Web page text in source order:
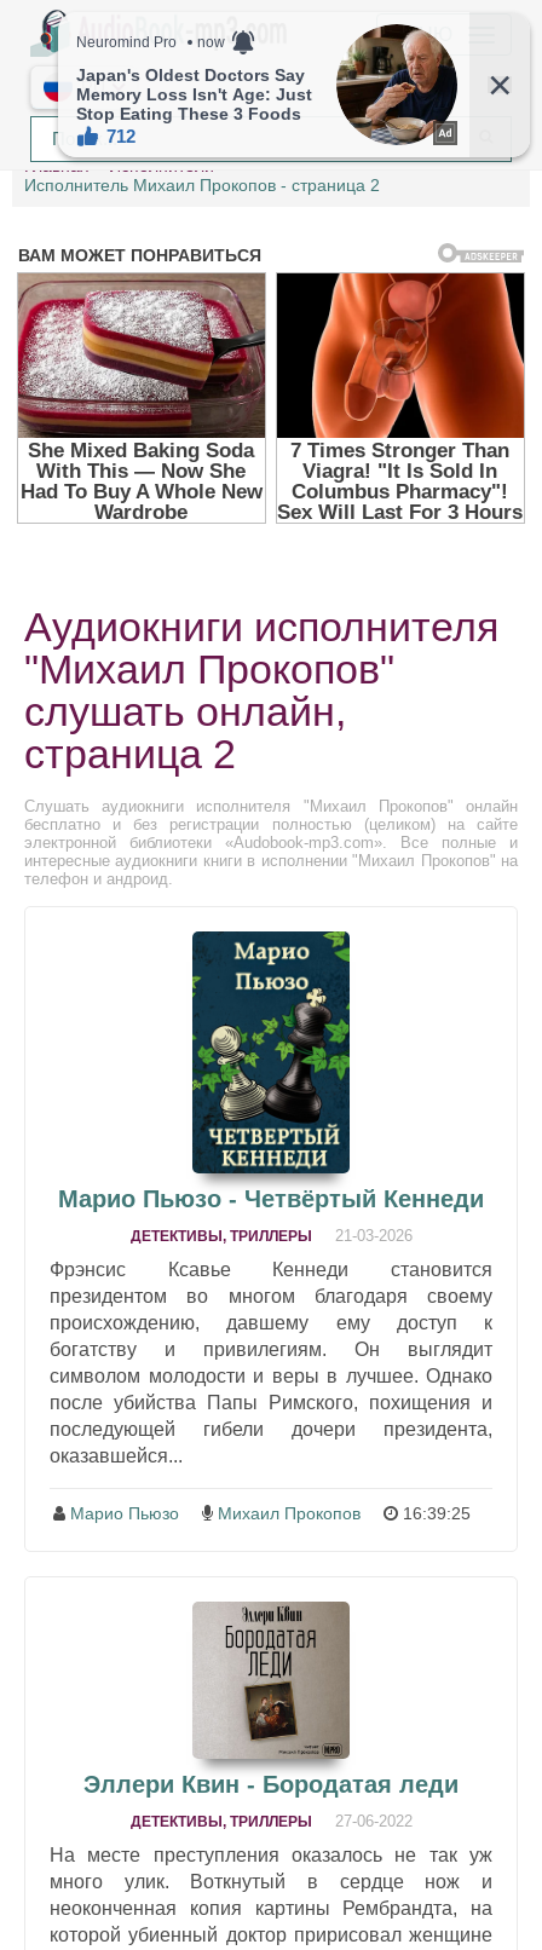
МЕНЮ
RU
Главная
Исполнители
Исполнитель Михаил Прокопов - страница 2
Аудиокниги исполнителя
"Михаил Прокопов"
слушать онлайн,
страница 2
Слушать аудиокниги исполнителя "Михаил Прокопов" онлайн
бесплатно и без регистрации полностью (целиком) на сайте
электронной библиотеки «Audobook-mp3.com». Все полные и
интересные аудиокниги книги в исполнении "Михаил Прокопов" на
телефон и андроид.
Марио Пьюзо - Четвёртый Кеннеди
ДЕТЕКТИВЫ, ТРИЛЛЕРЫ 21-03-2026
Фрэнсис Ксавье Кеннеди становится
президентом во многом благодаря своему
происхождению, давшему ему доступ к
богатству и привилегиям. Он выглядит
символом молодости и веры в лучшее. Однако
после убийства Папы Римского, похищения и
последующей гибели дочери президента,
оказавшейся...
Марио Пьюзо Михаил Прокопов 16:39:25
Эллери Квин - Бородатая леди
ДЕТЕКТИВЫ, ТРИЛЛЕРЫ 27-06-2022
На месте преступления оказалось не так уж
много улик. Воткнутый в сердце нож и
неоконченная копия картины Рембрандта, на
которой убиенный доктор пририсовал женщине